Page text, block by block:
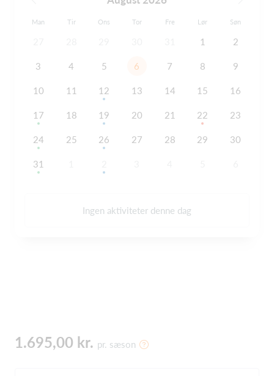
Man Tir Ons Tor Fre Lør Søn
1 2
3 4 5 6 7 8 9
10 11 12 13 14 15 16
17 18 19 20 21 22 23
24 25 26 27 28 29 30
31
Ingen aktiviteter denne dag
1.695,00 kr. pr. sæson